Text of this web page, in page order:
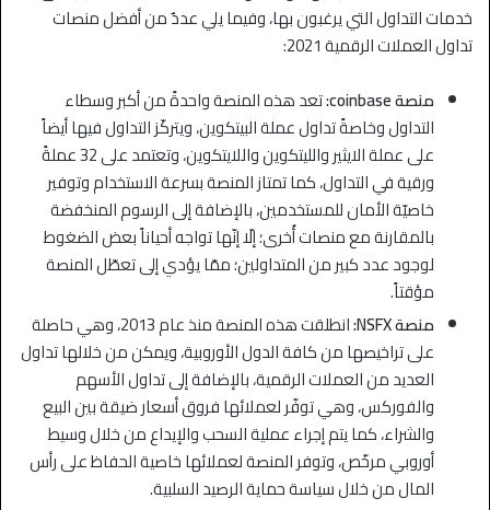
خدمات التداول التي يرغبون بها، وفيما يلي عددٌ من أفضل منصات
تداول العملات الرقمية 2021:
منصة coinbase:
تعد هذه المنصة واحدةً من أكبر وسطاء
التداول وخاصةً تداول عملة البيتكوين، ويتركّز التداول فيها أيضاً
على عملة الايثير والليتكوين واللايتكوين، وتعتمد على 32 عملةً
ورقية في التداول، كما تمتاز المنصة بسرعة الاستخدام وتوفير
خاصيّة الأمان للمستخدمين، بالإضافة إلى الرسوم المنخفضة
بالمقارنة مع منصات أُخرى؛ إلّا إنّها تواجه أحياناً بعض الضغوط
لوجود عدد كبير من المتداولين؛ ممّا يؤدي إلى تعطّل المنصة
مؤقتاً.
منصة NSFX:
انطلقت هذه المنصة منذ عام 2013، وهي حاصلة
على تراخيصها من كافة الدول الأوروبية، ويمكن من خلالها تداول
العديد من العملات الرقمية، بالإضافة إلى تداول الأسهم
والفوركس، وهي توفّر لعملائها فروق أسعار ضيقة بين البيع
والشراء، كما يتم إجراء عملية السحب والإيداع من خلال وسيط
أوروبي مرخّص، وتوفر المنصة لعملائها خاصية الحفاظ على رأس
المال من خلال سياسة حماية الرصيد السلبية.